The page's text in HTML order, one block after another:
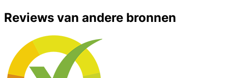
Reviews van andere bronnen